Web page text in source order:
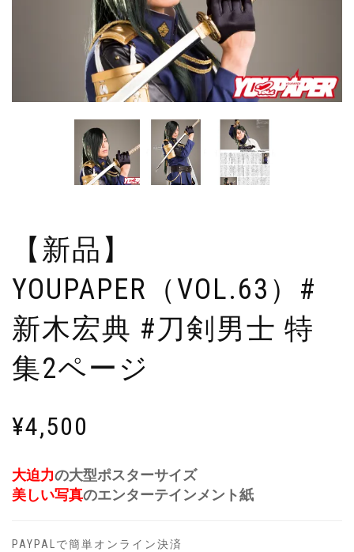
【新品】
YOUPAPER（VOL.63）#
新木宏典 #刀剣男士 特
集2ページ
¥4,500
大迫力の大型ポスターサイズ
美しい写真のエンターテインメント紙
PAYPALで簡単オンライン決済